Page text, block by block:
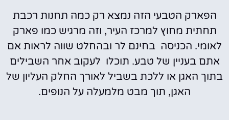
הפארק הטבעי הזה נמצא רק כמה תחנות רכבת
תחתית מחוץ למרכז העיר, וזה מרגיש כמו פארק
לאומי. הכניסה בחינם לר ובהחלט שווה לראות אם
אתם בעניין של טבע. תוכלו לעקוב אחר השבילים
בתוך האגן או ללכת בשביל לאורך החלק העליון של
האגן, תוך מבט מלמעלה על הנופים.